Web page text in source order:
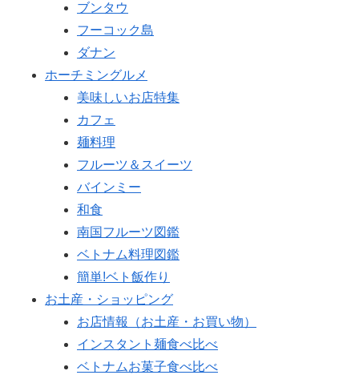
ブンタウ
フーコック島
ダナン
ホーチミングルメ
美味しいお店特集
カフェ
麺料理
フルーツ＆スイーツ
バインミー
和食
南国フルーツ図鑑
ベトナム料理図鑑
簡単!ベト飯作り
お土産・ショッピング
お店情報（お土産・お買い物）
インスタント麺食べ比べ
ベトナムお菓子食べ比べ